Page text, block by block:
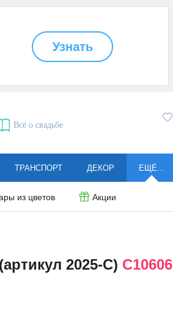
Всё о свадьбе
ТРАНСПОРТ ДЕКОР ЕЩЁ...
из цветов Акции
2025-C) C10606